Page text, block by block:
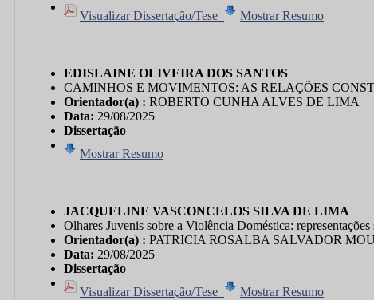
Visualizar Dissertação/Tese
Mostrar Resumo
EDISLAINE OLIVEIRA DOS SANTOS
CAMINHOS E MOVIMENTOS: AS RELAÇÕES
Orientador(a) : ROBERTO CUNHA ALVES DE LIMA
Data: 29/08/2025
Dissertação
Mostrar Resumo
JACQUELINE VASCONCELOS SILVA DE LIMA
Olhares Juvenis sobre a Violência Doméstica:
Orientador(a) : PATRICIA ROSALBA SALVADOR
Data: 29/08/2025
Dissertação
Visualizar Dissertação/Tese
Mostrar Resumo